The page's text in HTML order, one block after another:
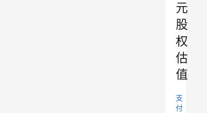
元
股
权
估
值
支
付